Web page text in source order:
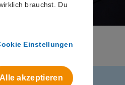
brauchst. Du
Einstellungen
Alle akzeptieren